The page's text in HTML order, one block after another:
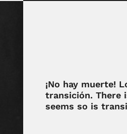
¡No hay muerte!
transición. There
seems so is